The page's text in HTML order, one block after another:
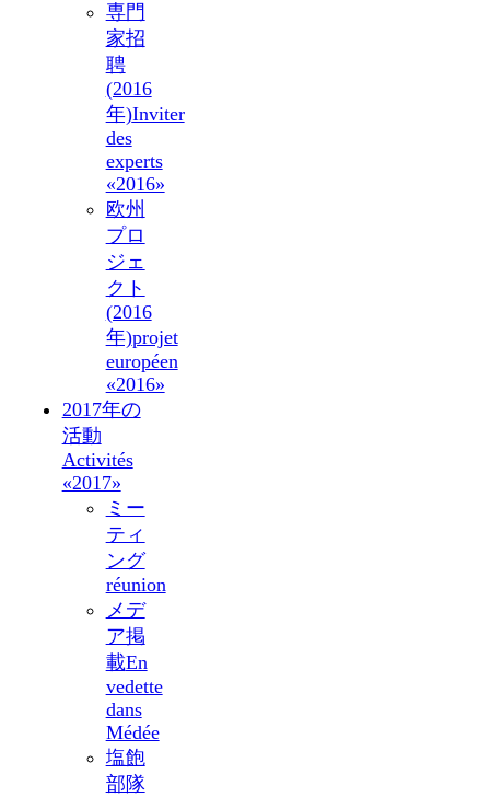
専門
家招
聘
(2016
年)Inviter
des
experts
«2016»
欧州
プロ
ジェ
クト
(2016
年)projet
européen
«2016»
2017年の
活動
Activités
«2017»
ミー
ティ
ング
réunion
メデ
ア掲
載En
vedette
dans
Médée
塩飽
部隊